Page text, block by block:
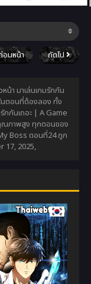
นหน้า ถัดไป
น้า มาเล่นเกมรักกัน
นตอนที่ต้องลอง ทั้ง
กกันเถอะ | A Game
ณภาพสูง ทุกตอนของ
Boss ตอนที่24 ถูก
17, 2025,